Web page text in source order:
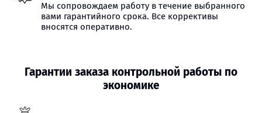
Мы сопровождаем работу в течение выбранного
вами гарантийного срока. Все коррективы
вносятся оперативно.
Гарантии заказа контрольной работы по
экономике